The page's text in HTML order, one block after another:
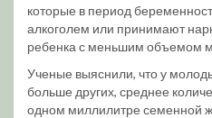
которые в период
алкоголем или принимают
ребенка с меньшим объемом
Ученые выяснили, что у
больше других, среднее
одном миллилитре семенной